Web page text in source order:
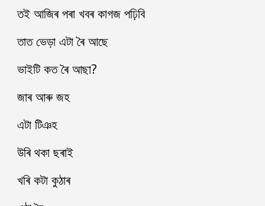
তই আজিৰ পৰা খবৰ কাগজ পঢ়িবি
তাত ভেড়া এটা ৰৈ আছে
ভাইটি কত ৰৈ আছা?
জাৰ আৰু জহ
এটা টিঞহ
উৰি থকা ছৰাই
খৰি কটা কুঠাৰ